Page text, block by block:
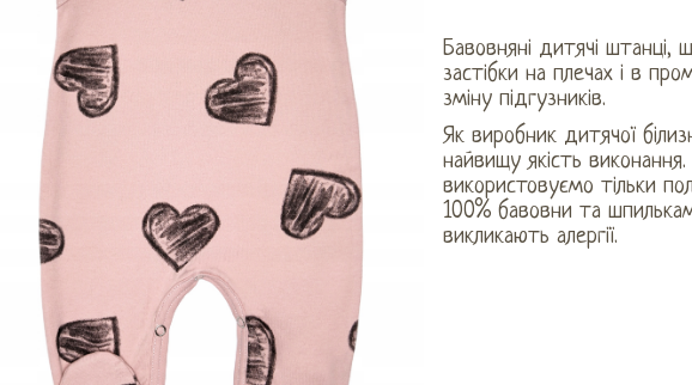
Бавовняні дитячі штанці,
застібки на плечах і в
зміну підгузників.
Як виробник дитячої
найвищу якість
використовуємо тільки
100% бавовни та
викликають алергії.